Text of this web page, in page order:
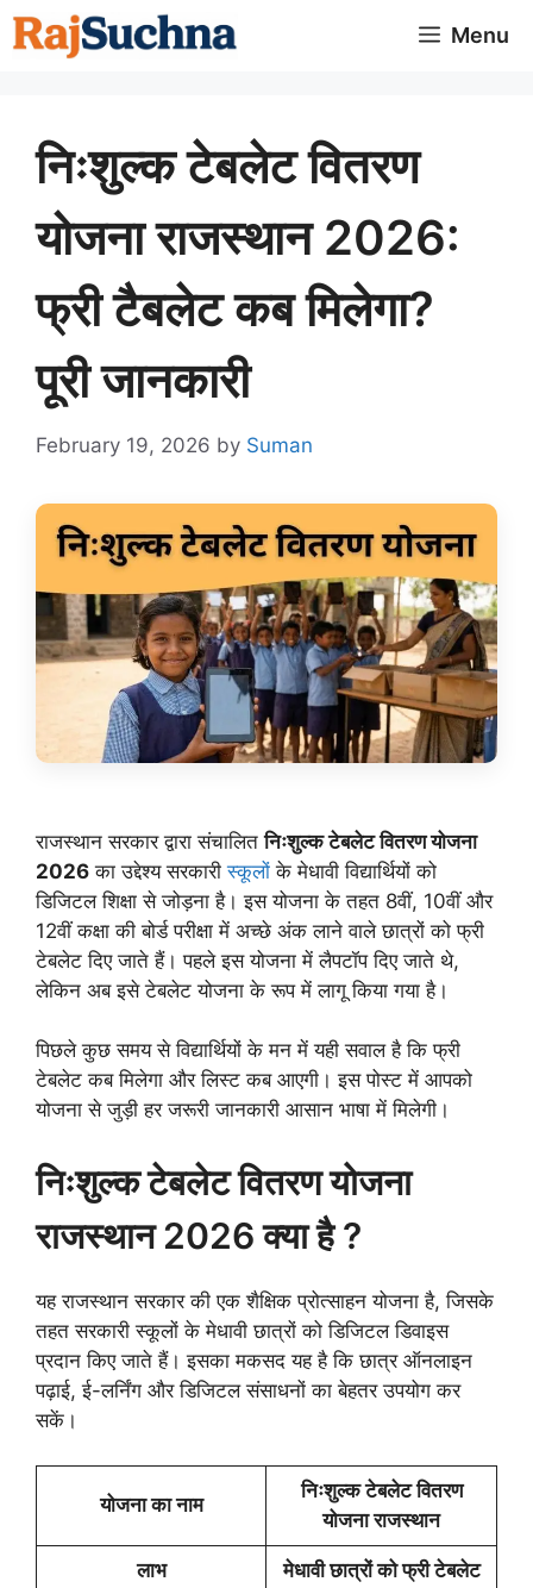
Skip
to
Menu
निःशुल्क टेबलेट वितरण
योजना राजस्थान 2026:
फ्री टैबलेट कब मिलेगा?
पूरी जानकारी
February 19, 2026 by Suman
राजस्थान सरकार द्वारा संचालितनिःशुल्क टेबलेट वितरण योजना
2026 का उद्देश्य सरकारीस्कूलों के मेधावी विद्यार्थियों को
डिजिटल शिक्षा से जोड़ना है। इस योजना के तहत 8वीं, 10वीं और
12वीं कक्षा की बोर्ड परीक्षा में अच्छे अंक लाने वाले छात्रों को फ्री
टेबलेट दिए जाते हैं। पहले इस योजना में लैपटॉप दिए जाते थे,
लेकिन अब इसे टेबलेट योजना के रूप में लागू किया गया है।
पिछले कुछ समय से विद्यार्थियों के मन में यही सवाल है कि फ्री
टेबलेट कब मिलेगा और लिस्ट कब आएगी। इस पोस्ट में आपको
योजना से जुड़ी हर जरूरी जानकारी आसान भाषा में मिलेगी।
निःशुल्क टेबलेट वितरण योजना
राजस्थान 2026 क्या है ?
यह राजस्थान सरकार की एक शैक्षिक प्रोत्साहन योजना है, जिसके
तहत सरकारी स्कूलों के मेधावी छात्रों को डिजिटल डिवाइस
प्रदान किए जाते हैं। इसका मकसद यह है कि छात्र ऑनलाइन
पढ़ाई, ई-लर्निंग और डिजिटल संसाधनों का बेहतर उपयोग कर
सकें।
योजना का नाम
निःशुल्क टेबलेट वितरण
योजना राजस्थान
लाभ मेधावी छात्रों को फ्री टेबलेट